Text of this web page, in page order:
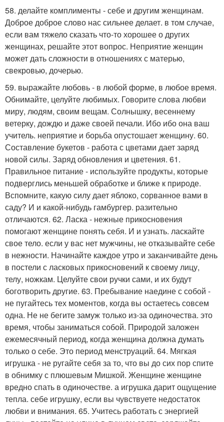
58. делайте комплименты - себе и другим женщинам.
Доброе доброе слово нас сильнее делает. в том случае,
если вам тяжело сказать что-то хорошее о других
женщинах, решайте этот вопрос. Неприятие женщин
может дать сложности в отношениях с матерью,
свекровью, дочерью.
59. выражайте любовь - в любой форме, в любое время.
Обнимайте, целуйте любимых. Говорите слова любви
миру, людям, своим вещам. Солнышку, весеннему
ветерку, дождю и даже своей печали. Ибо ибо она ваш
учитель. неприятие и борьба опустошает женщину. 60.
Составление букетов - работа с цветами дает заряд
новой силы. Заряд обновления и цветения. 61.
Правильное питание - используйте продукты, которые
подверглись меньшей обработке и ближе к природе.
Вспомните, какую силу дает яблоко, сорванное вами в
саду? И и какой-нибудь гамбургер. разительно
отличаются. 62. Ласка - нежные прикосновения
помогают женщине понять себя. И и узнать. ласкайте
свое тело. если у вас нет мужчины, не отказывайте себе
в нежности. Начинайте каждое утро и заканчивайте день
в постели с ласковых прикосновений к своему лицу,
телу, ножкам. Целуйте свои ручки сами, и их будут
боготворить другие. 63. Пребывание наедине с собой -
не пугайтесь тех моментов, когда вы остаетесь совсем
одна. Не не бегите замуж только из-за одиночества. это
время, чтобы заниматься собой. Природой заложен
ежемесячный период, когда женщина должна думать
только о себе. Это период менструаций. 64. Мягкая
игрушка - не ругайте себя за то, что вы до сих пор спите
в обнимку с плюшевым Мишкой. Женщине женщине
вредно спать в одиночестве. а игрушка дарит ощущение
тепла. себе игрушку, если вы чувствуете недостаток
любви и внимания. 65. Учитесь работать с энергией